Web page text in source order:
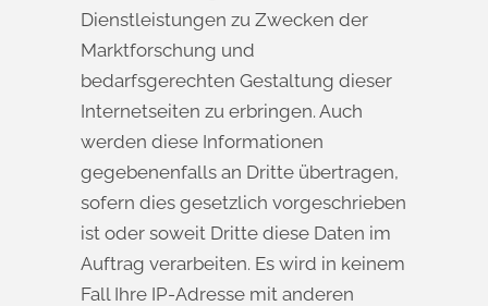
Dienstleistungen zu Zwecken der
Marktforschung und
bedarfsgerechten Gestaltung dieser
Internetseiten zu erbringen. Auch
werden diese Informationen
gegebenenfalls an Dritte übertragen,
sofern dies gesetzlich vorgeschrieben
ist oder soweit Dritte diese Daten im
Auftrag verarbeiten. Es wird in keinem
Fall Ihre IP-Adresse mit anderen